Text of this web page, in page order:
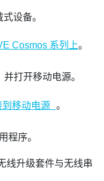
设备。
Cosmos 系列上。
打开移动电源。
到移动电源 。
程序。
线升级套件与无线串